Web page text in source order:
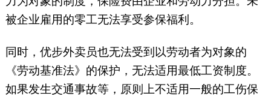
被企业雇用的零工无法享受参保福利。
同时，优步外卖员也无法受到以劳动者为对象的
《劳动基准法》的保护，无法适用最低工资制度。
如果发生交通事故等，原则上不适用一般的工伤保